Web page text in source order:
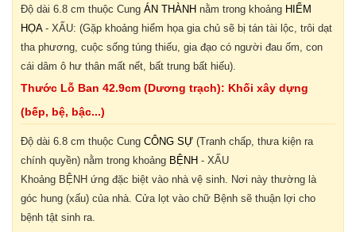
Độ dài 6.8 cm thuộc Cung ÁN THÀNH nằm trong khoảng HIỂM
HỌA- XẤU: (Gặp khoảng hiểm họa gia chủ sẽ bị tán tài lộc, trôi dạt
tha phương, cuộc sống túng thiếu, gia đạo có người đau ốm, con
cái dâm ô hư thân mất nết, bất trung bất hiếu).
Thước Lỗ Ban 42.9cm (Dương trạch): Khối xây dựng
(bếp, bệ, bậc...)
Độ dài 6.8 cm thuộc Cung CÔNG SỰ (Tranh chấp, thưa kiện ra
chính quyền) nằm trong khoảng BỆNH - XẤU
Khoảng BỆNH ứng đặc biệt vào nhà vệ sinh. Nơi này thường là
góc hung (xấu) của nhà. Cửa lọt vào chữ Bệnh sẽ thuận lợi cho
bệnh tật sinh ra.